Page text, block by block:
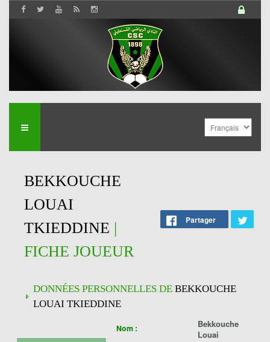
BEKKOUCHE
LOUAI
TKIEDDINE |
FICHE JOUEUR
Partager
DONNÉES PERSONNELLES DE BEKKOUCHE
LOUAI TKIEDDINE
Nom :
Bekkouche
Louai